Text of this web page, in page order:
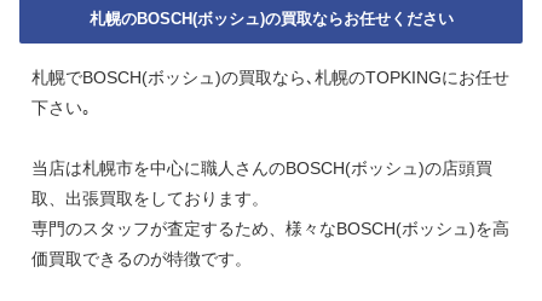
札幌のBOSCH(ボッシュ)の買取ならお任せください
札幌でBOSCH(ボッシュ)の買取なら､札幌のTOPKINGにお任せ
下さい｡
当店は札幌市を中心に職人さんのBOSCH(ボッシュ)の店頭買
取、出張買取をしております。
専門のスタッフが査定するため、様々なBOSCH(ボッシュ)を高
価買取できるのが特徴です。